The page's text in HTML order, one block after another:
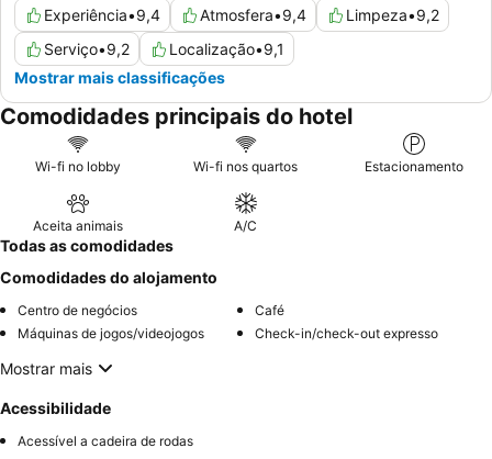
Experiência•9,4 Atmosfera•9,4 Limpeza•9,2
Serviço•9,2 Localização•9,1
Mostrar mais classificações
Comodidades principais do hotel
Wi-fi no lobby Wi-fi nos quartos Estacionamento
Aceita animais A/C
Todas as comodidades
Comodidades do alojamento
Centro de negócios
Café
Máquinas de jogos/videojogos
Check-in/check-out expresso
Mostrar mais
Acessibilidade
Acessível a cadeira de rodas